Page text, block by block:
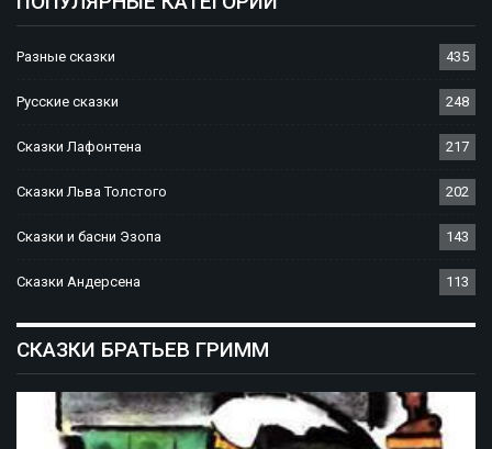
Разные сказки 435
Русские сказки 248
Сказки Лафонтена 217
Сказки Льва Толстого 202
Сказки и басни Эзопа 143
Сказки Андерсена 113
СКАЗКИ БРАТЬЕВ ГРИММ